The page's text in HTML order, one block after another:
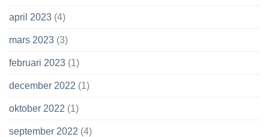
april 2023 (4)
mars 2023 (3)
februari 2023 (1)
december 2022 (1)
oktober 2022 (1)
september 2022 (4)